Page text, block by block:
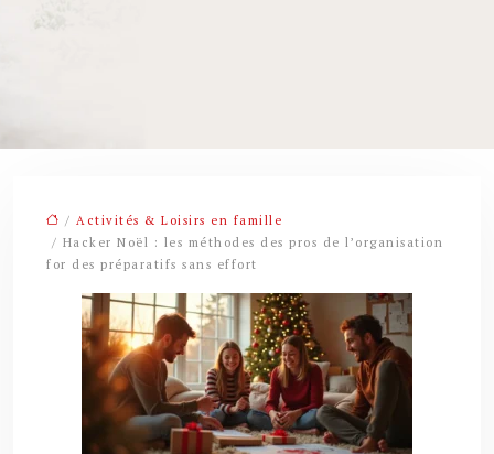
/ Activités & Loisirs en famille
/ Hacker Noël : les méthodes des pros de l’organisation
for des préparatifs sans effort